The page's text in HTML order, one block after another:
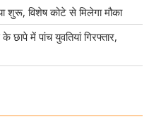
शुरू, विशेष कोटे से मिलेगा मौका
में पांच युवतियां गिरफ्तार,